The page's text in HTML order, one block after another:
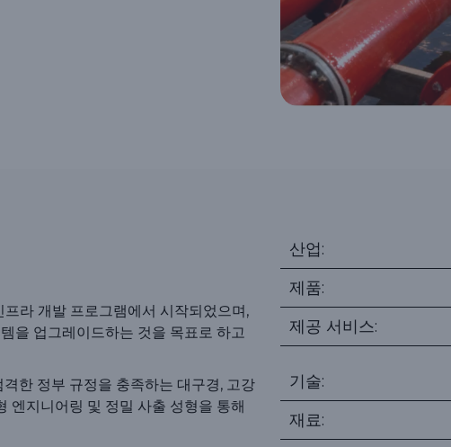
라 개발 프로그램에서 시작되었으며,
을 업그레이드하는 것을 목표로 하고
한 정부 규정을 충족하는 대구경, 고강
엔지니어링 및 정밀 사출 성형을 통해
산업:
제품:
제공 서비스:
기술:
재료: